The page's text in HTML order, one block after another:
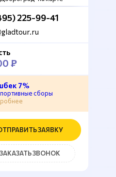
225-99-41
₽
7%
сборы
ЗАЯВКУ
ЗАКАЗАТЬ ЗВОНОК